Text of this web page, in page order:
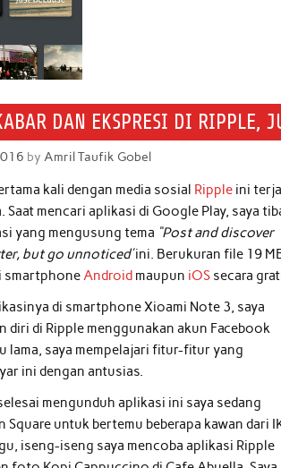
DAN EKSPRESI DI RIPPLE,
byAmril Taufik Gobel
kali dengan media sosial Ripple ini
Saat mencari aplikasi di Google Play, saya
yang mengusung tema “Post and discover
but go unnoticed’ini. Berukuran file 19
smartphone Android maupun iOS secara
di smartphone Xioami Note 3, saya
diri di Ripple menggunakan akun Facebook
lama, saya mempelajari fitur-fitur yang
ini dengan antusias.
mengunduh aplikasi ini saya sedang
Square untuk bertemu beberapa kawan dari
iseng-iseng saya mencoba aplikasi Ripple